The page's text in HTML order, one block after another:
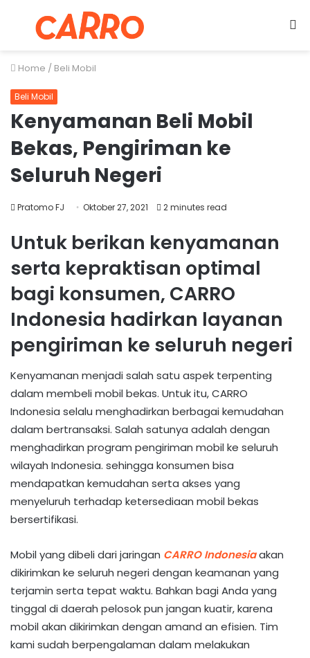
Menu
Home / Beli Mobil
Beli Mobil
Kenyamanan Beli Mobil
Bekas, Pengiriman ke
Seluruh Negeri
Pratomo FJ Oktober 27, 2021 2 minutes read
Untuk berikan kenyamanan
serta kepraktisan optimal
bagi konsumen, CARRO
Indonesia hadirkan layanan
pengiriman ke seluruh negeri
Kenyamanan menjadi salah satu aspek terpenting
dalam membeli mobil bekas. Untuk itu, CARRO
Indonesia selalu menghadirkan berbagai kemudahan
dalam bertransaksi. Salah satunya adalah dengan
menghadirkan program pengiriman mobil ke seluruh
wilayah Indonesia. sehingga konsumen bisa
mendapatkan kemudahan serta akses yang
menyeluruh terhadap ketersediaan mobil bekas
bersertifikasi.
Mobil yang dibeli dari jaringan CARRO Indonesiaakan
dikirimkan ke seluruh negeri dengan keamanan yang
terjamin serta tepat waktu. Bahkan bagi Anda yang
tinggal di daerah pelosok pun jangan kuatir, karena
mobil akan dikirimkan dengan amand an efisien. Tim
kami sudah berpengalaman dalam melakukan